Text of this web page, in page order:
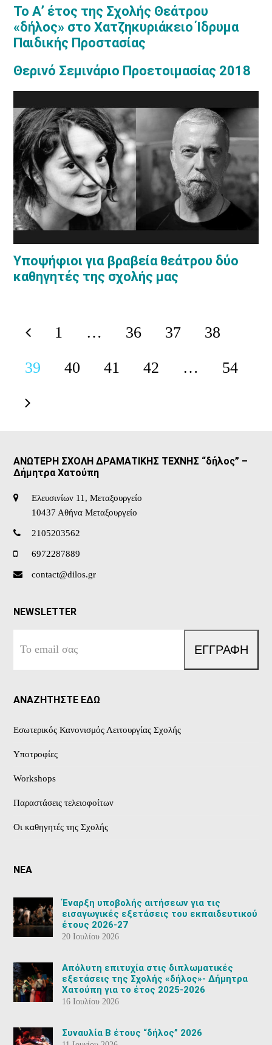
Το Α’ έτος της Σχολής Θεάτρου
«δήλος» στο Χατζηκυριάκειο Ίδρυμα
Παιδικής Προστασίας
Θερινό Σεμινάριο Προετοιμασίας 2018
Υποψήφιοι για βραβεία θεάτρου δύο
καθηγητές της σχολής μας
PreviousPage
1 … Page
36 Page
37 Page
38
Page
39 Page
40 Page
41 Page
42 … Page
54
Next
ΑΝΩΤΕΡΗ ΣΧΟΛΗ ΔΡΑΜΑΤΙΚΗΣ ΤΕΧΝΗΣ “δήλος” –
Δήμητρα Χατούπη
Ελευσινίων 11, Μεταξουργείο
10437 Αθήνα Μεταξουργείο
2105203562
6972287889
contact@dilos.gr
NEWSLETTER
email
ΕΓΓΡΑΦΗ
ΑΝΑΖΗΤΗΣΤΕ ΕΔΩ
Εσωτερικός Κανονισμός Λειτουργίας Σχολής
Υποτροφίες
Workshops
Παραστάσεις τελειοφοίτων
Οι καθηγητές της Σχολής
ΝΕΑ
Έναρξη υποβολής αιτήσεων για τις
εισαγωγικές εξετάσεις του εκπαιδευτικού
έτους 2026-27
20 Ιουλίου 2026
Aπόλυτη επιτυχία στις διπλωματικές
εξετάσεις της Σχολής «δήλος»- Δήμητρα
Χατούπη για το έτος 2025-2026
16 Ιουλίου 2026
Συναυλία Β έτους “δήλος” 2026